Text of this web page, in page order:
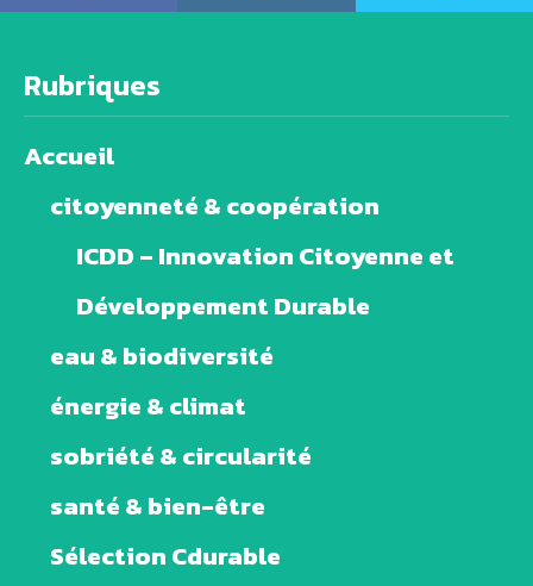
Rubriques
Accueil
citoyenneté & coopération
ICDD – Innovation Citoyenne et
Développement Durable
eau & biodiversité
énergie & climat
sobriété & circularité
santé & bien-être
Sélection Cdurable